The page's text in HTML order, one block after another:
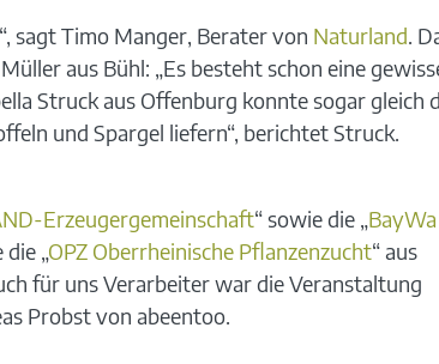
sagt Timo Manger, Berater von Naturland .
aus Bühl: „Es besteht schon eine
Struck aus Offenburg konnte sogar gleich
und Spargel liefern“, berichtet Struck.
Erzeugergemeinschaft“ sowie die „
„ OPZ Oberrheinische Pflanzenzucht“ aus
für uns Verarbeiter war die Veranstaltung
Probst von abeentoo.